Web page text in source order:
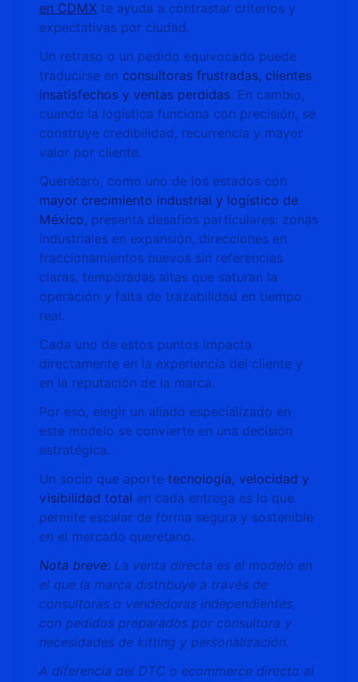
en CDMX te ayuda a contrastar criterios y
expectativas por ciudad.
Un retraso o un pedido equivocado puede
traducirse en consultoras frustradas, clientes
insatisfechos y ventas perdidas. En cambio,
cuando la logística funciona con precisión, se
construye credibilidad, recurrencia y mayor
valor por cliente.
Querétaro, como uno de los estados con
mayor crecimiento industrial y logístico de
México, presenta desafíos particulares: zonas
industriales en expansión, direcciones en
fraccionamientos nuevos sin referencias
claras, temporadas altas que saturan la
operación y falta de trazabilidad en tiempo
real.
Cada uno de estos puntos impacta
directamente en la experiencia del cliente y
en la reputación de la marca.
Por eso, elegir un aliado especializado en
este modelo se convierte en una decisión
estratégica.
Un socio que aporte tecnología, velocidad y
visibilidad total en cada entrega es lo que
permite escalar de forma segura y sostenible
en el mercado queretano.
Nota breve: La venta directa es el modelo en
el que la marca distribuye a través de
consultoras o vendedoras independientes,
con pedidos preparados por consultora y
necesidades de kitting y personalización.
A diferencia del DTC o ecommerce directo al